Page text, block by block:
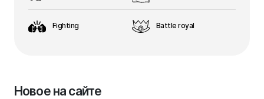
Fighting Battle royal
Новое на сайте